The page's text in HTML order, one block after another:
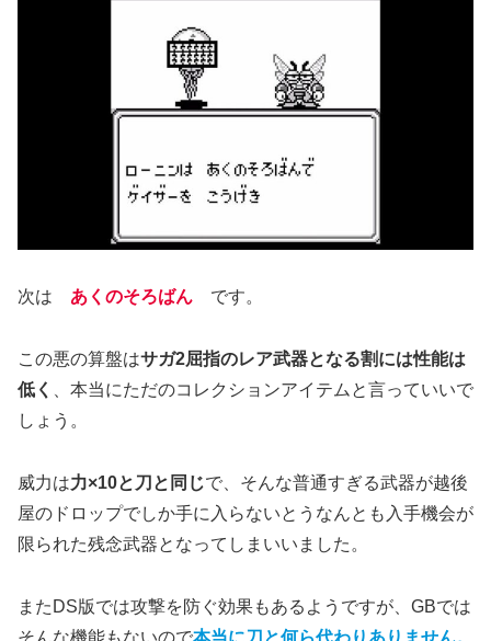
次は あくのそろばん です。
この悪の算盤はサガ2屈指のレア武器となる割には性能は
低く
、本当にただのコレクションアイテムと言っていいで
しょう。
威力は力×10と刀と同じで、そんな普通すぎる武器が越後
屋のドロップでしか手に入らないとうなんとも入手機会が
限られた残念武器となってしまいいました。
またDS版では攻撃を防ぐ効果もあるようですが、GBでは
そんな機能もないので本当に刀と何ら代わりありません。